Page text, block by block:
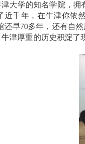
大学的知名学院，拥
近千年，在牛津你依
还早70多年，还有自
津厚重的历史积淀了